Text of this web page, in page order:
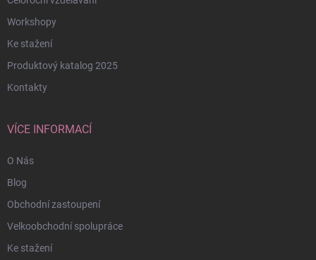
Workshopy
Ke stažení
Produktový katalog 2025
Kontakty
VÍCE INFORMACÍ
O Nás
Blog
Obchodní zastoupení
Velkoobchodní spolupráce
Ke stažení